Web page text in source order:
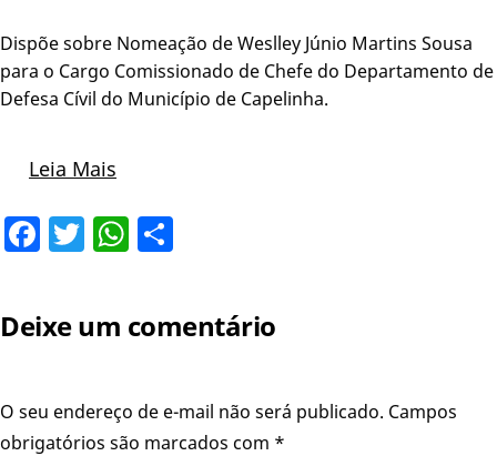
Dispõe sobre Nomeação de Weslley Júnio Martins Sousa
para o Cargo Comissionado de Chefe do Departamento de
Defesa Cívil do Município de Capelinha.
Leia Mais
Facebook
TwitterWhatsApp
Deixe um comentário
O seu endereço de e-mail não será publicado. Campos
obrigatórios são marcados com *